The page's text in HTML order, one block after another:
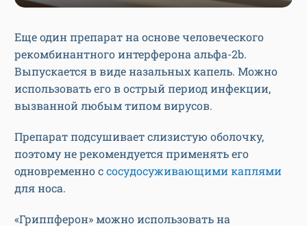
Еще один препарат на основе человеческого
рекомбинантного интерферона альфа-2b.
Выпускается в виде назальных капель. Можно
использовать его в острый период инфекции,
вызванной любым типом вирусов.
Препарат подсушивает слизистую оболочку,
поэтому не рекомендуется применять его
одновременно ссосудосуживающими каплями
для носа.
«Гриппферон» можно использовать на